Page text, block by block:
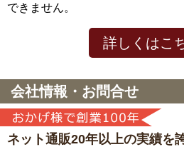
できません。
詳しくはこ
会社情報・お問合せ
ネット通販20年以上の実績を